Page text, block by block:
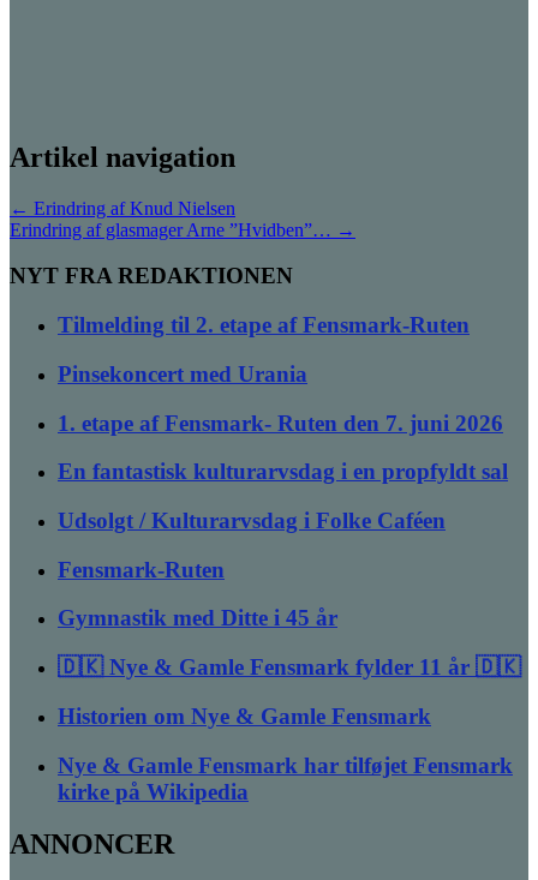
Artikel navigation
← Erindring af Knud Nielsen
Erindring af glasmager Arne ”Hvidben”… →
NYT FRA REDAKTIONEN
Tilmelding til 2. etape af Fensmark-Ruten
Pinsekoncert med Urania
1. etape af Fensmark- Ruten den 7. juni 2026
En fantastisk kulturarvsdag i en propfyldt sal
Udsolgt / Kulturarvsdag i Folke Caféen
Fensmark-Ruten
Gymnastik med Ditte i 45 år
🇩🇰 Nye & Gamle Fensmark fylder 11 år 🇩🇰
Historien om Nye & Gamle Fensmark
Nye & Gamle Fensmark har tilføjet Fensmark
kirke på Wikipedia
ANNONCER